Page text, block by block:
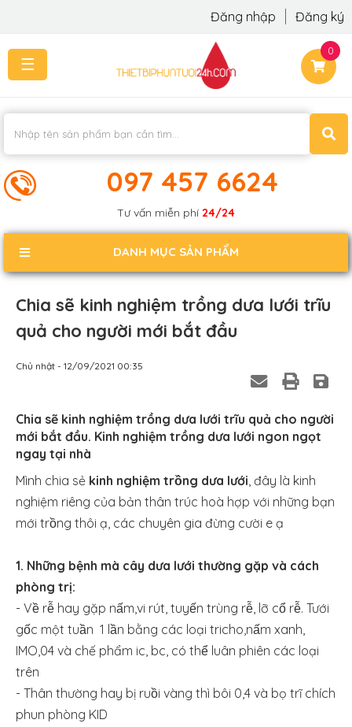
Đăng nhập Đăng ký
097 457 6624
Tư vấn miễn phí 24/24
DANH MỤC SẢN PHẨM
0
-
LẮP
HỒI
LIÊN
HỆ
☰
Chia sẽ kinh nghiệm trồng dưa lưới trĩu
quả cho người mới bắt đầu
Chủ nhật - 12/09/2021 00:35
Chia sẽ kinh nghiệm trồng dưa lưới trĩu quả cho người
mới bắt đầu. Kinh nghiệm trồng dưa lưới ngon ngọt
ngay tại nhà
Mình chia sẻ kinh nghiệm trồng dưa lưới, đây là kinh
nghiệm riêng của bản thân trúc hoà hợp với những bạn
mới trồng thôi ạ, các chuyên gia đừng cười e ạ
1. Những bệnh mà cây dưa lưới thường gặp và cách
phòng trị:
- Về rễ hay gặp nấm,vi rút, tuyến trùng rễ, lỡ cổ rễ. Tưới
gốc một tuần 1 lần bằng các loại tricho,nấm xanh,
IMO,04 và chế phẩm ic, bc, có thể luân phiên các loại
trên
- Thân thường hay bị ruồi vàng thì bôi 0,4 và bọ trĩ chích
phun phòng KID